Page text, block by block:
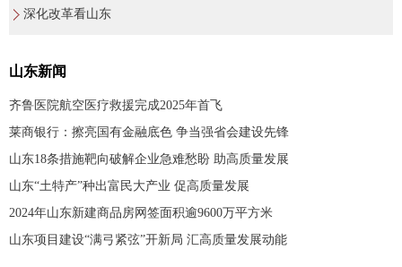
深化改革看山东
山东新闻
齐鲁医院航空医疗救援完成2025年首飞
莱商银行：擦亮国有金融底色 争当强省会建设先锋
山东18条措施靶向破解企业急难愁盼 助高质量发展
山东“土特产”种出富民大产业 促高质量发展
2024年山东新建商品房网签面积逾9600万平方米
山东项目建设“满弓紧弦”开新局 汇高质量发展动能